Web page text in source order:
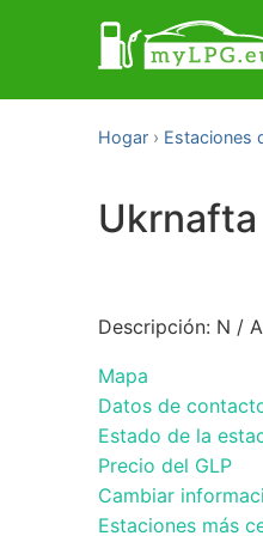
Hogar Estaciones
Ukrnafta
Descripción: N / A
Mapa
Datos de
Estado de la
Precio del GLP
Cambiar
Estaciones más